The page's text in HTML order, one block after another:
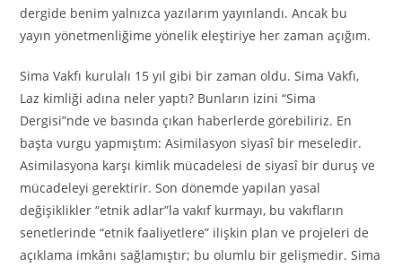
dergide benim yalnızca yazılarım yayınlandı. Ancak bu
yayın yönetmenliğime yönelik eleştiriye her zaman açığım.
Sima Vakfı kurulalı 15 yıl gibi bir zaman oldu. Sima Vakfı,
Laz kimliği adına neler yaptı? Bunların izini “Sima
Dergisi”nde ve basında çıkan haberlerde görebiliriz. En
başta vurgu yapmıştım: Asimilasyon siyasî bir meseledir.
Asimilasyona karşı kimlik mücadelesi de siyasî bir duruş ve
mücadeleyi gerektirir. Son dönemde yapılan yasal
değişiklikler “etnik adlar”la vakıf kurmayı, bu vakıfların
senetlerinde “etnik faaliyetlere” ilişkin plan ve projeleri de
açıklama imkânı sağlamıştır; bu olumlu bir gelişmedir. Sima